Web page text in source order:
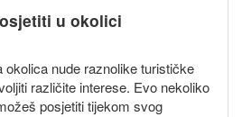
u okolici
okolica nude raznolike turističke
različite interese. Evo nekoliko
posjetiti tijekom svog